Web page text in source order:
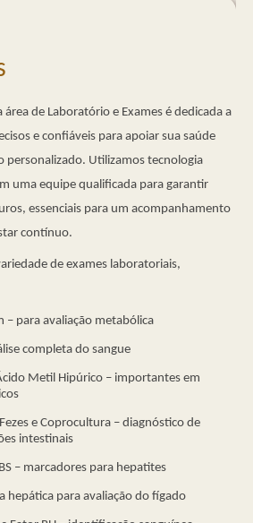
área de Laboratório e Exames é dedicada a
e confiáveis para apoiar sua saúde
personalizado. Utilizamos tecnologia
uma equipe qualificada para garantir
essenciais para um acompanhamento
contínuo.
de exames laboratoriais,
– para avaliação metabólica
completa do sangue
intestinais
– marcadores para hepatites
hepática para avaliação do fígado